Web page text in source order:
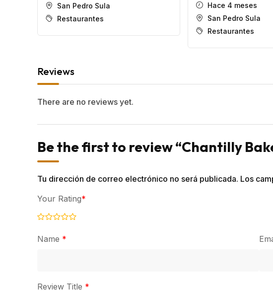
San Pedro Sula
Restaurantes
Hace 4 meses
San Pedro Sula
Restaurantes
Reviews
There are no reviews yet.
Be the first to review “Chantilly
Tu dirección de correo electrónico no será publicada. Los
Review Title *
Your Rating*
Name *